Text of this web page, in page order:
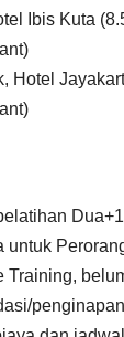
Ibis Kuta
Hotel
untuk
Training,